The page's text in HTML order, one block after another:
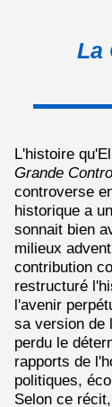
La
L'histoire
Grande
controverse
historique a
sonnait bien
milieux
contribution
restructuré
l'avenir
sa version de
perdu le
rapports de
politiques,
Selon ce